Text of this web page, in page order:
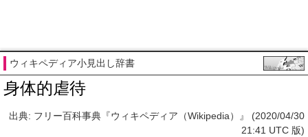
ウィキペディア小見出し辞書
身体的虐待
出典: フリー百科事典『ウィキペディア（Wikipedia）』 (2020/04/30
21:41 UTC 版)